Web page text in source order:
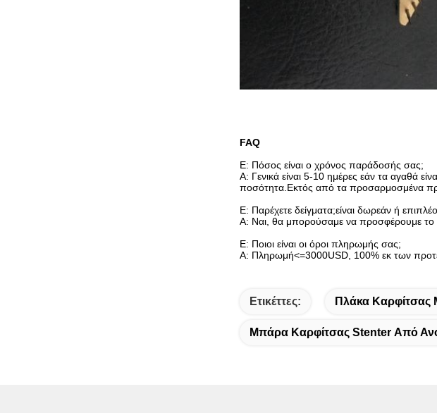
FAQ
Ε: Πόσος είναι ο χρόνος παράδοσής σας;
Α: Γενικά είναι 5-10 ημέρες εάν τα αγαθά
ποσότητα.Εκτός από τα προσαρμοσμένα
Ε: Παρέχετε δείγματα;είναι δωρεάν ή
Α: Ναι, θα μπορούσαμε να προσφέρουμε το
Ε: Ποιοι είναι οι όροι πληρωμής σας;
Α: Πληρωμή<=3000USD, 100% εκ των
Ετικέττες: Πλάκα Καρφίτσας
Μπάρα Καρφίτσας Stenter Από